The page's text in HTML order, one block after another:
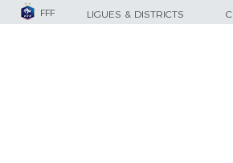
FFF LIGUES & DISTRICTS